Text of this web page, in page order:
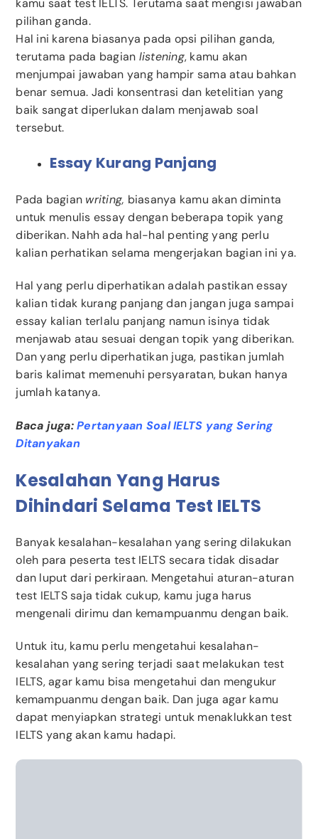
kamu saat test IELTS. Terutama saat mengisi jawaban
pilihan ganda.
Hal ini karena biasanya pada opsi pilihan ganda,
terutama pada bagian listening, kamu akan
menjumpai jawaban yang hampir sama atau bahkan
benar semua. Jadi konsentrasi dan ketelitian yang
baik sangat diperlukan dalam menjawab soal
tersebut.
Essay Kurang Panjang
Pada bagian writing, biasanya kamu akan diminta
untuk menulis essay dengan beberapa topik yang
diberikan. Nahh ada hal-hal penting yang perlu
kalian perhatikan selama mengerjakan bagian ini ya.
Hal yang perlu diperhatikan adalah pastikan essay
kalian tidak kurang panjang dan jangan juga sampai
essay kalian terlalu panjang namun isinya tidak
menjawab atau sesuai dengan topik yang diberikan.
Dan yang perlu diperhatikan juga, pastikan jumlah
baris kalimat memenuhi persyaratan, bukan hanya
jumlah katanya.
Baca juga:Pertanyaan Soal IELTS yang Sering
Ditanyakan
Kesalahan Yang Harus
Dihindari Selama Test IELTS
Banyak kesalahan-kesalahan yang sering dilakukan
oleh para peserta test IELTS secara tidak disadar
dan luput dari perkiraan. Mengetahui aturan-aturan
test IELTS saja tidak cukup, kamu juga harus
mengenali dirimu dan kemampuanmu dengan baik.
Untuk itu, kamu perlu mengetahui kesalahan-
kesalahan yang sering terjadi saat melakukan test
IELTS, agar kamu bisa mengetahui dan mengukur
kemampuanmu dengan baik. Dan juga agar kamu
dapat menyiapkan strategi untuk menaklukkan test
IELTS yang akan kamu hadapi.